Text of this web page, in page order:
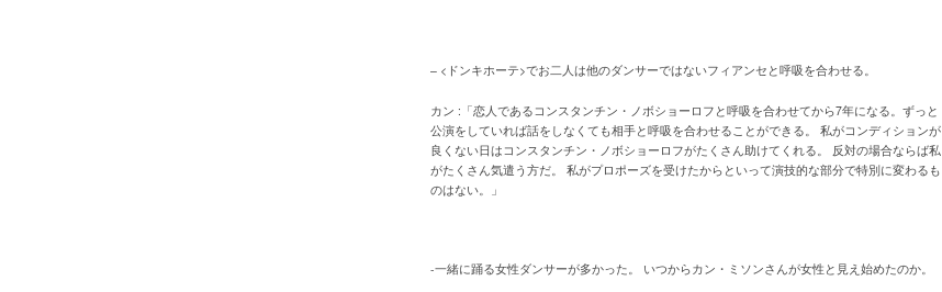
– <ドンキホーテ>でお二人は他のダンサーではないフィアンセと呼吸を合わせる。
カン :「恋人であるコンスタンチン・ノボショーロフと呼吸を合わせてから7年になる。ずっと
公演をしていれば話をしなくても相手と呼吸を合わせることができる。 私がコンディションが
良くない日はコンスタンチン・ノボショーロフがたくさん助けてくれる。 反対の場合ならば私
がたくさん気遣う方だ。 私がプロポーズを受けたからといって演技的な部分で特別に変わるも
のはない。」
-一緒に踊る女性ダンサーが多かった。 いつからカン・ミソンさんが女性と見え始めたのか。